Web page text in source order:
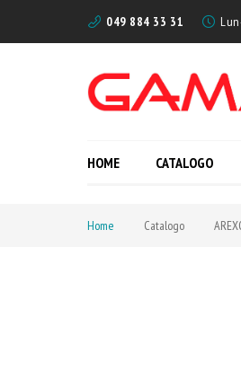
049 884 33 31
HOME CATALOGO
Home Catalogo